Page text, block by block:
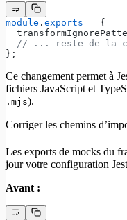
module . exports = {
// ... reste de la
};
Ce changement permet à
fichiers JavaScript et
.mjs).
Corriger les chemins
Les exports de mocks du
jour votre configuration Jest
Avant :